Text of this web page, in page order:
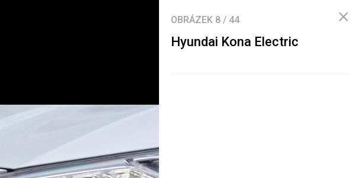
OBRÁZEK 8 / 44
Hyundai Kona Electric